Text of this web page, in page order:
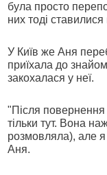
була просто
них тоді
У Київ же Аня
приїхала до
закохалася у неї.
"Після
тільки тут. Вона
розмовляла), але я
Аня.